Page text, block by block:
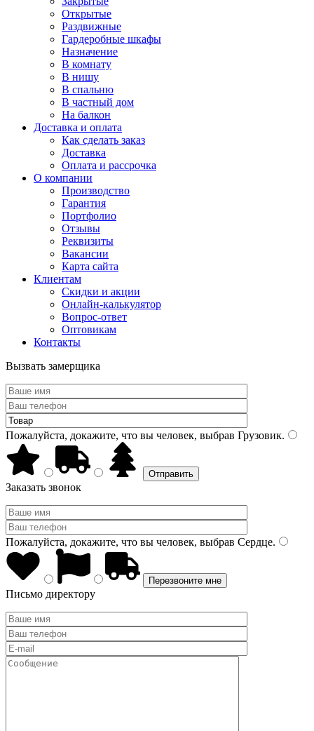
Открытые
Раздвижные
Гардеробные шкафы
Назначение
В комнату
В нишу
В спальню
В частный дом
На балкон
Доставка и оплата
Как сделать заказ
Доставка
Оплата и рассрочка
О компании
Производство
Гарантия
Портфолио
Отзывы
Реквизиты
Вакансии
Карта сайта
Клиентам
Скидки и акции
Онлайн-калькулятор
Вопрос-ответ
Оптовикам
Контакты
Вызвать замерщика
Пожалуйста, докажите, что вы человек, выбрав Грузовик.
Заказать звонок
Пожалуйста, докажите, что вы человек, выбрав Сердце.
Письмо директору